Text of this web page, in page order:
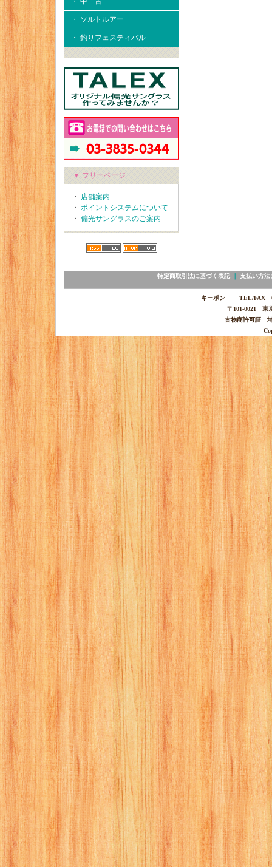
・ ソルトルアー
・ 釣りフェスティバル
▼ フリーページ
・ 店舗案内
・ ポイントシステムについて
・ 偏光サングラスのご案内
特定商取引法に基づく表記｜ 支払い方法
キーポン TEL/FAX
〒101-0021 東
古物商許可証